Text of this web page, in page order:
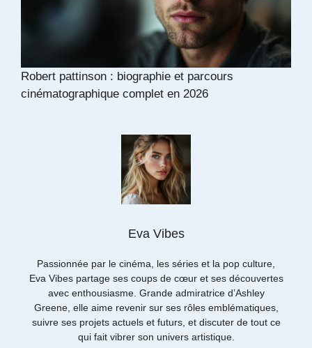
Robert pattinson : biographie et parcours
cinématographique complet en 2026
Eva Vibes
Passionnée par le cinéma, les séries et la pop culture,
Eva Vibes partage ses coups de cœur et ses découvertes
avec enthousiasme. Grande admiratrice d’Ashley
Greene, elle aime revenir sur ses rôles emblématiques,
suivre ses projets actuels et futurs, et discuter de tout ce
qui fait vibrer son univers artistique.